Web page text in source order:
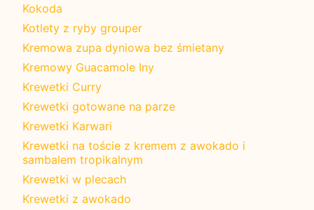
Kokoda
Kotlety z ryby grouper
Kremowa zupa dyniowa bez śmietany
Kremowy Guacamole Iny
Krewetki Curry
Krewetki gotowane na parze
Krewetki Karwari
Krewetki na toście z kremem z awokado i
sambalem tropikalnym
Krewetki w plecach
Krewetki z awokado